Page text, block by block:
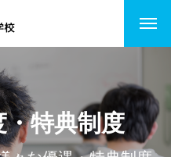
・特典制度